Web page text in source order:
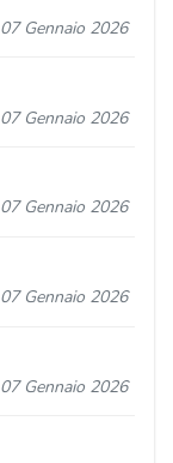
07 Gennaio 2026
07 Gennaio 2026
07 Gennaio 2026
07 Gennaio 2026
07 Gennaio 2026